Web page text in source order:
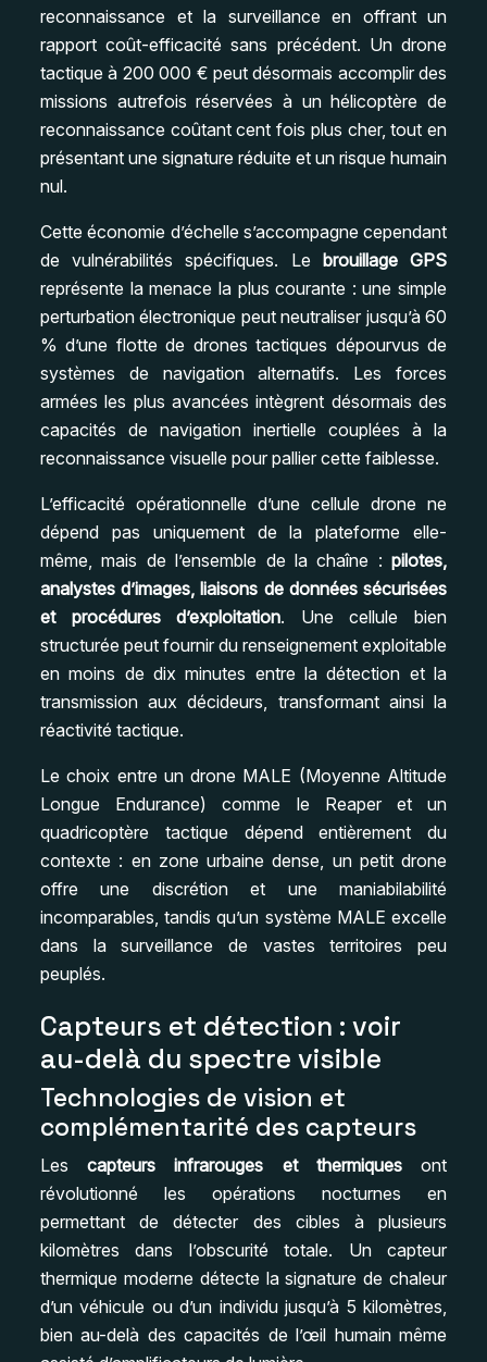
reconnaissance et la surveillance en offrant un
rapport coût-efficacité sans précédent. Un drone
tactique à 200 000 € peut désormais accomplir des
missions autrefois réservées à un hélicoptère de
reconnaissance coûtant cent fois plus cher, tout en
présentant une signature réduite et un risque humain
nul.
Cette économie d’échelle s’accompagne cependant
de vulnérabilités spécifiques. Le brouillage GPS
représente la menace la plus courante : une simple
perturbation électronique peut neutraliser jusqu’à 60
% d’une flotte de drones tactiques dépourvus de
systèmes de navigation alternatifs. Les forces
armées les plus avancées intègrent désormais des
capacités de navigation inertielle couplées à la
reconnaissance visuelle pour pallier cette faiblesse.
L’efficacité opérationnelle d’une cellule drone ne
dépend pas uniquement de la plateforme elle-
même, mais de l’ensemble de la chaîne : pilotes,
analystes d’images, liaisons de données sécurisées
et procédures d’exploitation. Une cellule bien
structurée peut fournir du renseignement exploitable
en moins de dix minutes entre la détection et la
transmission aux décideurs, transformant ainsi la
réactivité tactique.
Le choix entre un drone MALE (Moyenne Altitude
Longue Endurance) comme le Reaper et un
quadricoptère tactique dépend entièrement du
contexte : en zone urbaine dense, un petit drone
offre une discrétion et une maniabilabilité
incomparables, tandis qu’un système MALE excelle
dans la surveillance de vastes territoires peu
peuplés.
Capteurs et détection : voir
au-delà du spectre visible
Technologies de vision et
complémentarité des capteurs
Lescapteurs infrarouges et thermiquesont
révolutionné les opérations nocturnes en
permettant de détecter des cibles à plusieurs
kilomètres dans l’obscurité totale. Un capteur
thermique moderne détecte la signature de chaleur
d’un véhicule ou d’un individu jusqu’à 5 kilomètres,
bien au-delà des capacités de l’œil humain même